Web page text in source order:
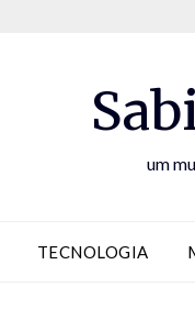
um
TECNOLOGIA